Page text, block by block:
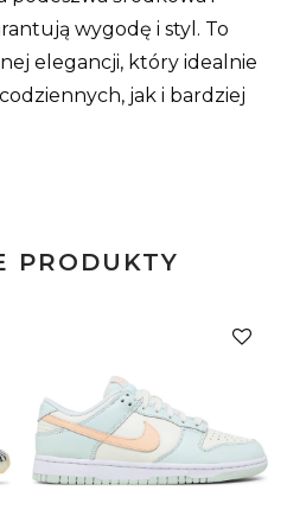
wygodę i styl. To
elegancji, który idealnie
jak i bardziej
PRODUKTY